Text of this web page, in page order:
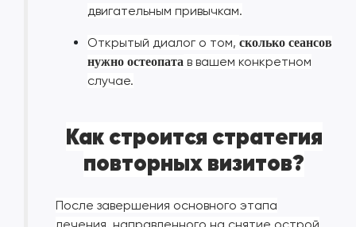
двигательным привычкам.
Открытый диалог о том, сколько сеансов
нужно остеопата в вашем конкретном
случае.
Как строится стратегия
повторных визитов?
После завершения основного этапа